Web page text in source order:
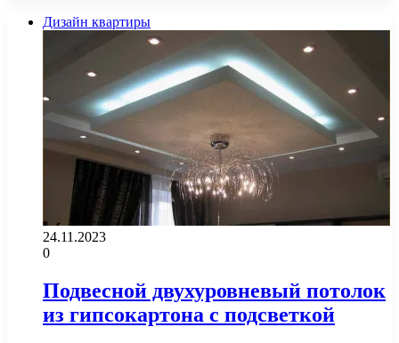
Дизайн квартиры
24.11.2023
0
Подвесной двухуровневый потолок
из гипсокартона с подсветкой